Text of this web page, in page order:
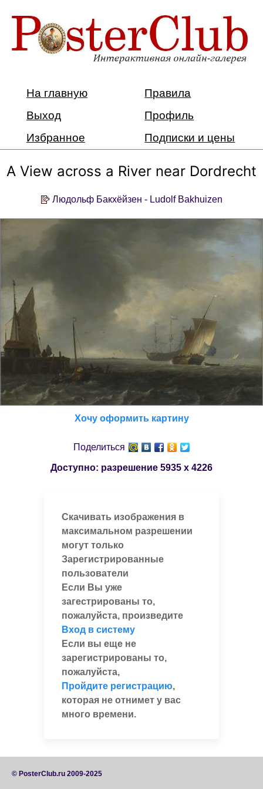
На главную
Правила
Выход
Профиль
Избранное
Подписки и цены
A View across a River near Dordrecht
Людольф Бакхёйзен - Ludolf Bakhuizen
Хочу оформить картину
Поделиться
Доступно: разрешение 5935 x 4226
Скачивать изображения в
максимальном разрешении
могут только
Зарегистрированные
пользователи
Если Вы уже
загестрированы то,
пожалуйста, произведите
Вход в систему
Если вы еще не
зарегистрированы то,
пожалуйста,
Пройдите регистрацию,
которая не отнимет у вас
много времени.
© PosterClub.ru 2009-2025